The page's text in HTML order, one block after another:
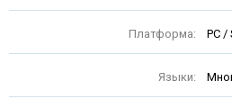
Платформа: PC /
Языки: